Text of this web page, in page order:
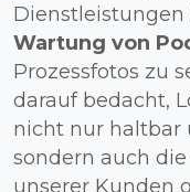
Dienstleistungen
Wartung von
Prozessfotos zu
darauf bedacht,
nicht nur haltbar
sondern auch
unserer Kunden